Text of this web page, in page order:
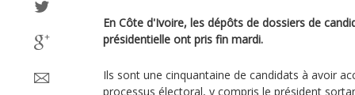
En Côte d'Ivoire, les dépôts de dossiers de
présidentielle ont pris fin mardi.
Ils sont une cinquantaine de candidats à avoir
processus électoral, y compris le président